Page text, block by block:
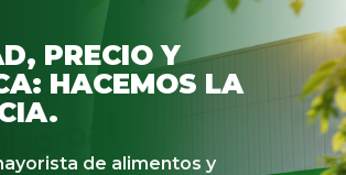
PRECIO Y
HACEMOS LA
de alimentos y